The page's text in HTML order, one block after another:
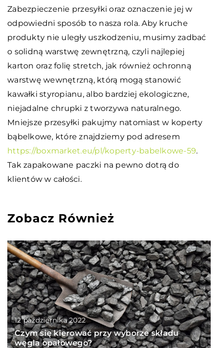
Zabezpieczenie przesyłki oraz oznaczenie jej w
odpowiedni sposób to nasza rola. Aby kruche
produkty nie uległy uszkodzeniu, musimy zadbać
o solidną warstwę zewnętrzną, czyli najlepiej
karton oraz folię stretch, jak również ochronną
warstwę wewnętrzną, którą mogą stanowić
kawałki styropianu, albo bardziej ekologiczne,
niejadalne chrupki z tworzywa naturalnego.
Mniejsze przesyłki pakujmy natomiast w koperty
bąbelkowe, które znajdziemy pod adresem
https://boxmarket.eu/pl/koperty-babelkowe-59.
Tak zapakowane paczki na pewno dotrą do
klientów w całości.
Zobacz Również
12 października 2022
Czym się kierować przy wyborze składu
węgla opałowego?